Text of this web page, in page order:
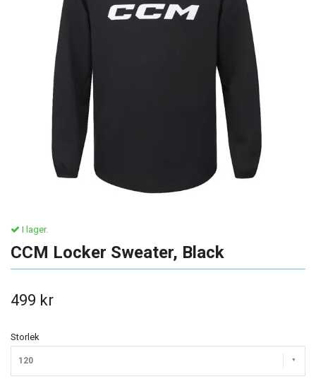
I lager.
CCM Locker Sweater, Black
499 kr
Storlek
120